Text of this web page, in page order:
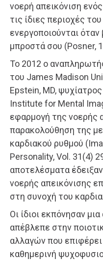
νοερή απεικόνιση
τις ίδιες περιοχές
ενεργοποιούνται
μπροστά σου (Posner,
Το 2012 ο
του James Madison
Epstein, MD,
Institute for Mental
εφαρμογή της νοερής
παρακολούθηση της
καρδιακού ρυθμού
Personality, Vol. 31(4)
αποτελέσματα
νοερής απεικόνισης
στη συνοχή του
Οι ίδιοι εκπόνησαν
απέβλεπε στην
αλλαγών που
καθημερινή